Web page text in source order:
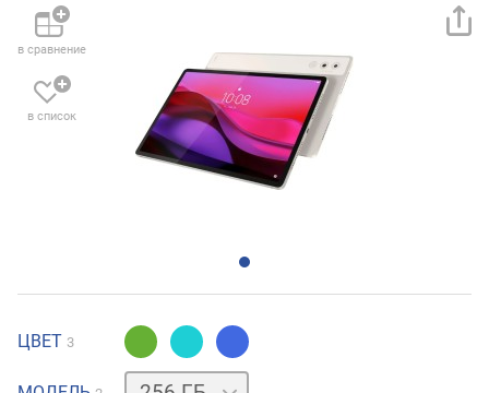
в сравнение
в список
ЦВЕТ 3
512 ГБ